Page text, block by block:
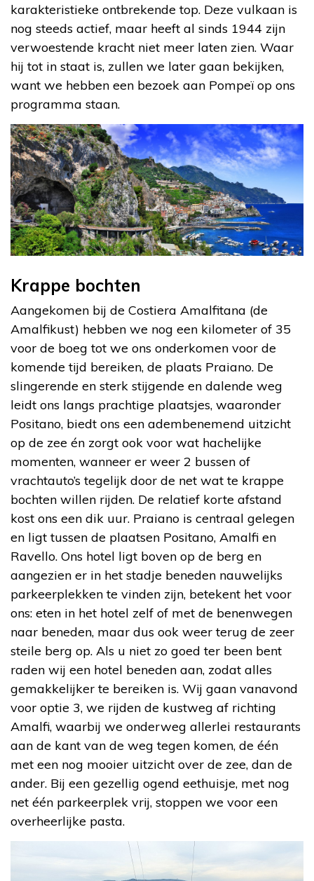
karakteristieke ontbrekende top. Deze vulkaan is
nog steeds actief, maar heeft al sinds 1944 zijn
verwoestende kracht niet meer laten zien. Waar
hij tot in staat is, zullen we later gaan bekijken,
want we hebben een bezoek aan Pompeï op ons
programma staan.
Krappe bochten
Aangekomen bij de Costiera Amalfitana (de
Amalfikust) hebben we nog een kilometer of 35
voor de boeg tot we ons onderkomen voor de
komende tijd bereiken, de plaats Praiano. De
slingerende en sterk stijgende en dalende weg
leidt ons langs prachtige plaatsjes, waaronder
Positano, biedt ons een adembenemend uitzicht
op de zee én zorgt ook voor wat hachelijke
momenten, wanneer er weer 2 bussen of
vrachtauto’s tegelijk door de net wat te krappe
bochten willen rijden. De relatief korte afstand
kost ons een dik uur. Praiano is centraal gelegen
en ligt tussen de plaatsen Positano, Amalfi en
Ravello. Ons hotel ligt boven op de berg en
aangezien er in het stadje beneden nauwelijks
parkeerplekken te vinden zijn, betekent het voor
ons: eten in het hotel zelf of met de benenwegen
naar beneden, maar dus ook weer terug de zeer
steile berg op. Als u niet zo goed ter been bent
raden wij een hotel beneden aan, zodat alles
gemakkelijker te bereiken is. Wij gaan vanavond
voor optie 3, we rijden de kustweg af richting
Amalfi, waarbij we onderweg allerlei restaurants
aan de kant van de weg tegen komen, de één
met een nog mooier uitzicht over de zee, dan de
ander. Bij een gezellig ogend eethuisje, met nog
net één parkeerplek vrij, stoppen we voor een
overheerlijke pasta.